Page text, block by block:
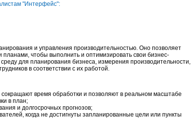
"Интерфейс":
и управления производительностью. Оно позволяет
чтобы выполнить и оптимизировать свои бизнес-
для планирования бизнеса, измерения производительности,
в соответствии с их работой.
время обработки и позволяют в реальном масштабе
в план;
и долгосрочных прогнозов;
когда не достигнуты запланированные цели или пункты